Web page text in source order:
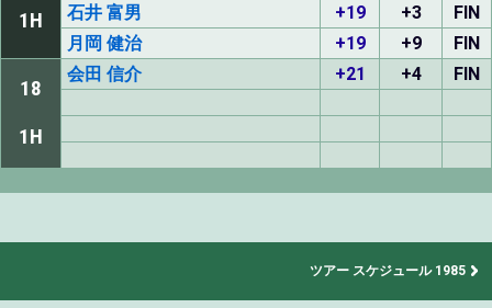
1H
石井 富男
+19 +3
FIN
月岡 健治
+19 +9 FIN
18
1H
会田 信介 +21 +4 FIN
ツアー スケジュール 1985